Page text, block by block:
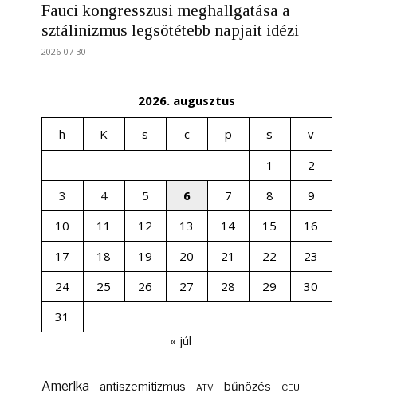
Fauci kongresszusi meghallgatása a
sztálinizmus legsötétebb napjait idézi
2026-07-30
2026. augusztus
h K s c p s
v
1
2
3
4 5 6 7 8
9
10
11 12 13 14 15
16
17
18 19 20 21 22
23
24
25 26 27 28 29
30
31
« júl
Amerika antiszemitizmus ATV bűnözés CEU